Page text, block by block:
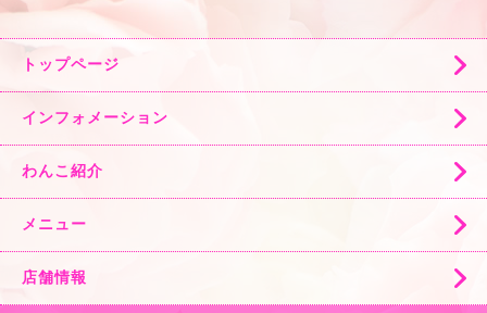
トップページ
インフォメーション
わんこ紹介
メニュー
店舗情報